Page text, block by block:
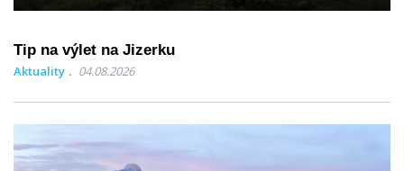
Tip na výlet na Jizerku
Aktuality 04.08.2026